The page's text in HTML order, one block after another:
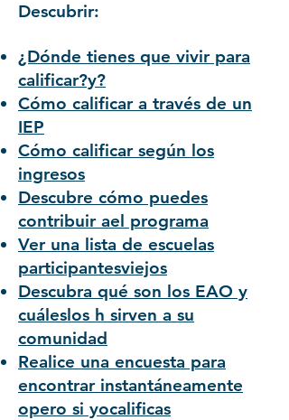
Descubrir:
¿Dónde tienes que vivir para
calificar?y?
Cómo calificar a través de un
IEP
Cómo calificar según los
ingresos
Descubre cómo puedes
contribuir ael programa
Ver una lista de escuelas
participantesviejos
Descubra qué son los EAO y
cuáleslos h sirven a su
comunidad
Realice una encuesta para
encontrar instantáneamente
opero si yocalificas